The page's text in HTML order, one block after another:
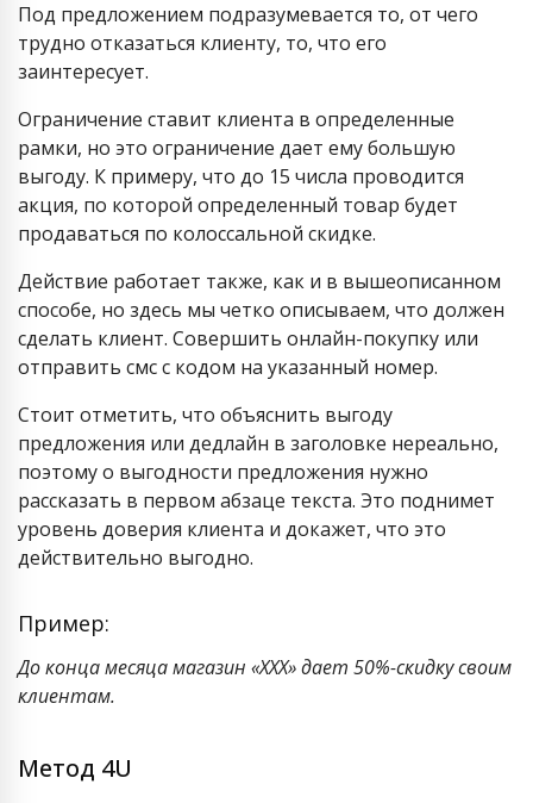
Под предложением подразумевается то, от чего
трудно отказаться клиенту, то, что его
заинтересует.
Ограничение ставит клиента в определенные
рамки, но это ограничение дает ему большую
выгоду. К примеру, что до 15 числа проводится
акция, по которой определенный товар будет
продаваться по колоссальной скидке.
Действие работает также, как и в вышеописанном
способе, но здесь мы четко описываем, что должен
сделать клиент. Совершить онлайн-покупку или
отправить смс с кодом на указанный номер.
Стоит отметить, что объяснить выгоду
предложения или дедлайн в заголовке нереально,
поэтому о выгодности предложения нужно
рассказать в первом абзаце текста. Это поднимет
уровень доверия клиента и докажет, что это
действительно выгодно.
Пример:
До конца месяца магазин «ХХХ» дает 50%-скидку своим
клиентам.
Метод 4U